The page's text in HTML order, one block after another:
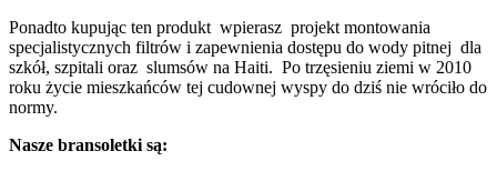
Ponadto kupując ten produkt wpierasz projekt montowania
specjalistycznych filtrów i zapewnienia dostępu do wody pitnej dla
szkół, szpitali oraz slumsów na Haiti. Po trzęsieniu ziemi w 2010
roku życie mieszkańców tej cudownej wyspy do dziś nie wróciło do
normy.
Nasze bransoletki są: